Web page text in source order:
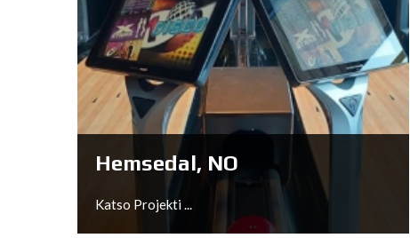
Arnhem, NL
Katso Projekti ...
Hemsedal, NO
Katso Projekti ...